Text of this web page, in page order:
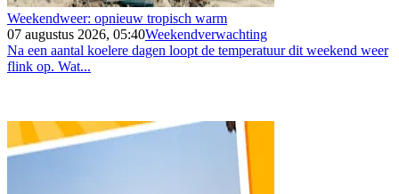
Weekendweer: opnieuw tropisch warm
07 augustus 2026, 05:40Weekendverwachting
Na een aantal koelere dagen loopt de temperatuur dit weekend weer
flink op. Wat...